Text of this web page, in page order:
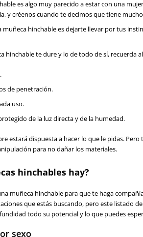
es algo muy parecido a estar con una
y créenos cuando te decimos que tiene
muñeca hinchable es dejarte llevar por tus
hinchable te dure y lo de todo de sí, recuerda
de penetración.
uso.
de la luz directa y de la humedad.
estará dispuesta a hacer lo que le pidas.
para no dañar los materiales.
hinchables hay?
muñeca hinchable para que te haga
que estás buscando, pero este listado
todo su potencial y lo que puedes
sexo